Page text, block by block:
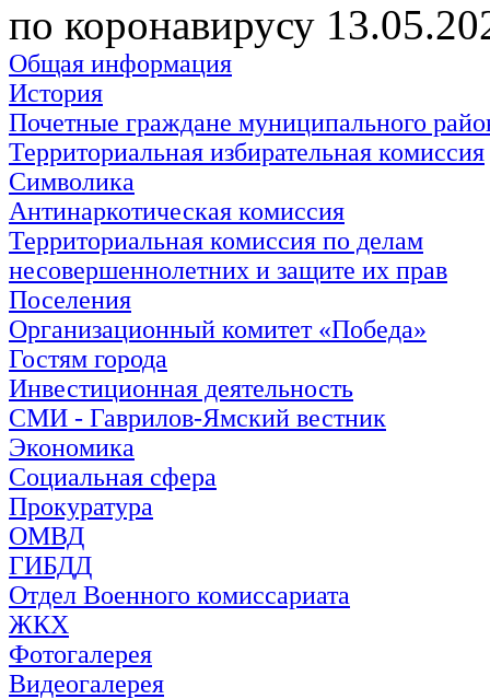
по коронавирусу
Общая информация
История
Почетные граждане муниципального
Территориальная избирательная комиссия
Символика
Антинаркотическая комиссия
Территориальная комиссия по делам
несовершеннолетних и защите их прав
Поселения
Организационный комитет «Победа»
Гостям города
Инвестиционная деятельность
СМИ - Гаврилов-Ямский вестник
Экономика
Социальная сфера
Прокуратура
ОМВД
ГИБДД
Отдел Военного комиссариата
ЖКХ
Фотогалерея
Видеогалерея